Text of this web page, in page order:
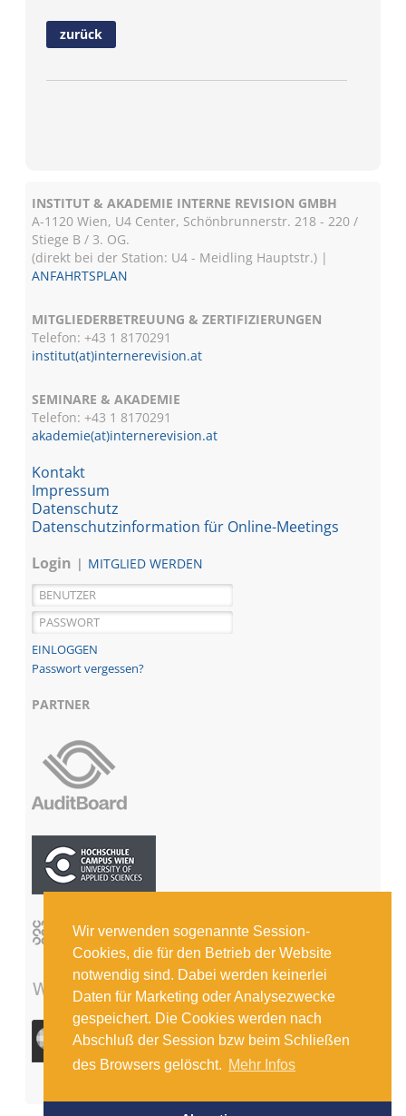
Wir verwenden sogenannte Session-
Cookies, die für den Betrieb der Website
notwendig sind. Dabei werden keinerlei
Daten für Marketing oder Analysezwecke
gespeichert. Die Cookies werden nach
Abschluß der Session bzw beim Schließen
des Browsers gelöscht. Mehr Infos
zurück
INSTITUT & AKADEMIE INTERNE REVISION GMBH
A-1120 Wien, U4 Center, Schönbrunnerstr. 218 - 220 /
Stiege B / 3. OG.
(direkt bei der Station: U4 - Meidling Hauptstr.) |
ANFAHRTSPLAN
MITGLIEDERBETREUUNG & ZERTIFIZIERUNGEN
Telefon: +43 1 8170291
institut(at)internerevision.at
SEMINARE & AKADEMIE
Telefon: +43 18170291
akademie(at)internerevision.at
Kontakt
Impressum
Datenschutz
Datenschutzinformation für Online-Meetings
Login
MITGLIED WERDEN
Passwort vergessen?
PARTNER